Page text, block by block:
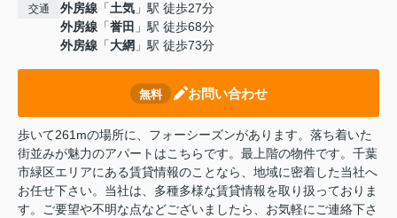
交通 外房線 「土気 」駅 徒歩27分
外房線 「誉田 」駅 徒歩68分
外房線 「大網 」駅 徒歩73分
無料 お問い合わせ
歩いて261mの場所に、フォーシーズンがあります。落ち着いた
街並みが魅力のアパートはこちらです。最上階の物件です。千葉
市緑区エリアにある賃貸情報のことなら、地域に密着した当社へ
お任せ下さい。当社は、多種多様な賃貸情報を取り扱っておりま
す。ご要望や不明な点などございましたら、お気軽にご連絡下さ